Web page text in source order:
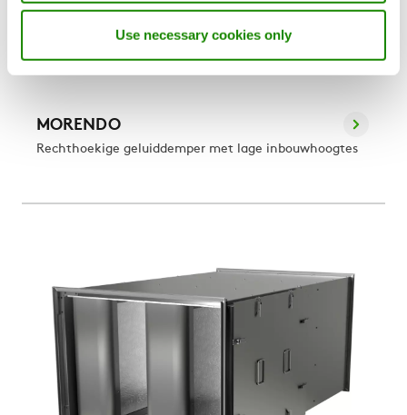
Use necessary cookies only
MORENDO
Rechthoekige geluiddemper met lage inbouwhoogtes